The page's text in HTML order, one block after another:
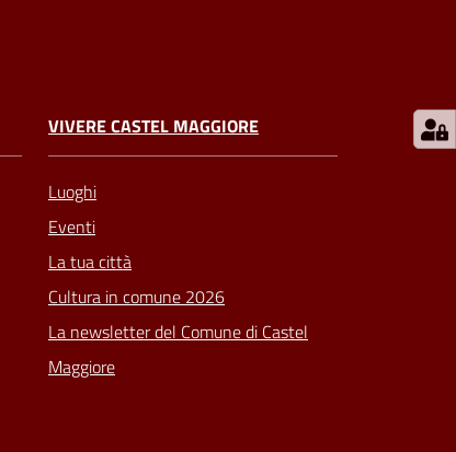
VIVERE CASTEL MAGGIORE
Luoghi
Eventi
La tua città
Cultura in comune 2026
La newsletter del Comune di Castel
Maggiore